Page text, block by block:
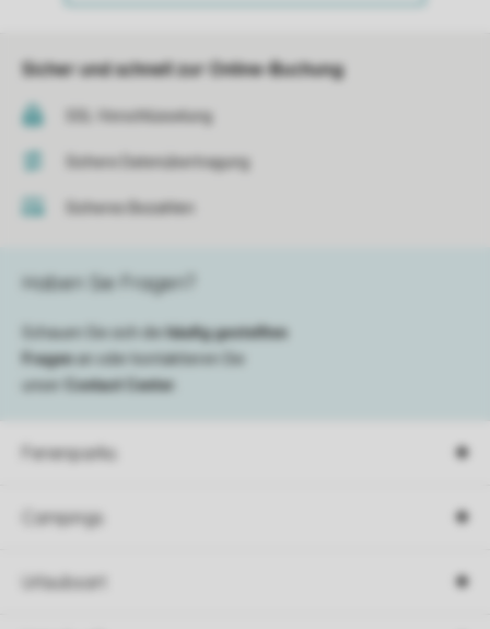
Sicher und schnell zur Online-Buchung
SSL-Verschlüsselung
Sichere Datenübertragung
Sicheres Bezahlen
Ferienparks
Campings
Urlaubsart
Haben Sie Fragen?
Schauen Sie sich die
häufig gestellten
Fragen an oder kontaktieren Sie
unser
Contact Center